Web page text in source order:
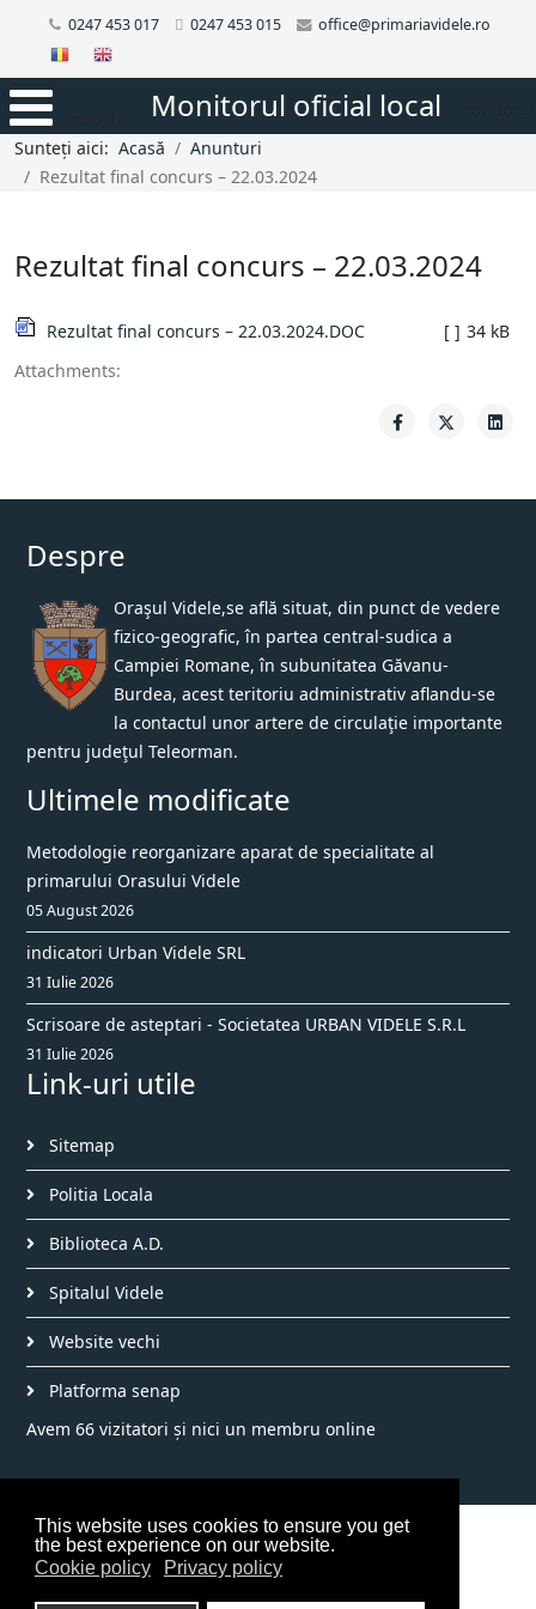
This website uses cookies to ensure you get
the best experience on our website.
Cookie policy
Privacy policy
0247 453 017 0247 453 015 office@primariavidele.ro
Monitorul oficial local
Sunteți aici: Acasă
Anunturi
Rezultat final concurs – 22.03.2024
Rezultat final concurs – 22.03.2024
Attachments:
Rezultat final concurs – 22.03.2024.DOC [ ] 34 kB
Despre
Oraşul Videle,se află situat, din punct de vedere
fizico-geografic, în partea central-sudica a
Campiei Romane, în subunitatea Găvanu-
Burdea, acest teritoriu administrativ aflandu-se
la contactul unor artere de circulaţie importante
pentru judeţul Teleorman.
Ultimele modificate
Metodologie reorganizare aparat de specialitate al
primarului Orasului Videle
05 August 2026
indicatori Urban Videle SRL
31 Iulie 2026
Scrisoare de asteptari - Societatea URBAN VIDELE S.R.L
31 Iulie 2026
Link-uri utile
Sitemap
Politia Locala
Biblioteca A.D.
Spitalul Videle
Website vechi
Platforma senap
Avem 66 vizitatori și nici un membru online
©2026 Primăria Videle